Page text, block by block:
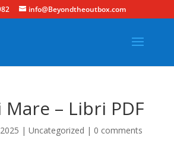
info@Beyondtheoutbox.com
– Libri PDF
| Uncategorized | 0 comments